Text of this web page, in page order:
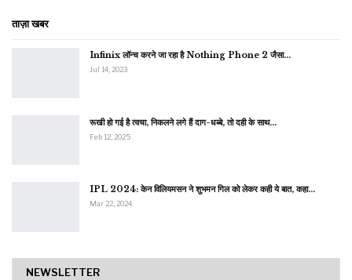
ताज़ा खबर
Infinix लॉन्च करने जा रहा है Nothing Phone 2 जैसा…
Jul 14, 2023
रूखी हो गई है त्वचा, निकलने लगे हैं दाग-धब्बे, तो दही के साथ…
Feb 12, 2025
IPL 2024: केन विलियमसन ने शुभमन गिल को लेकर कही ये बात, कहा…
Mar 22, 2024
NEWSLETTER